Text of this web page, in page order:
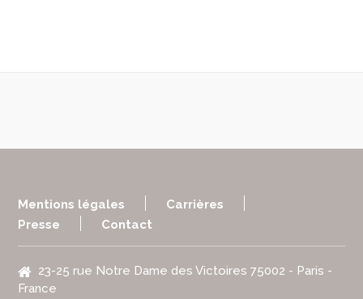
Mentions légales
Carrières
Presse
Contact
23-25 rue Notre Dame des Victoires 75002 - Paris -
France